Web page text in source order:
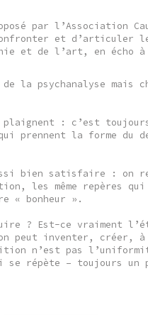
par l’Association
confronter et d’articuler
et de l’art, en écho
la psychanalyse mais
: c’est toujours
qui prennent la forme
bien satisfaire : on
les même repères
« bonheur ».
? Est-ce vraiment
peut inventer,
n’est pas
répète – toujours un